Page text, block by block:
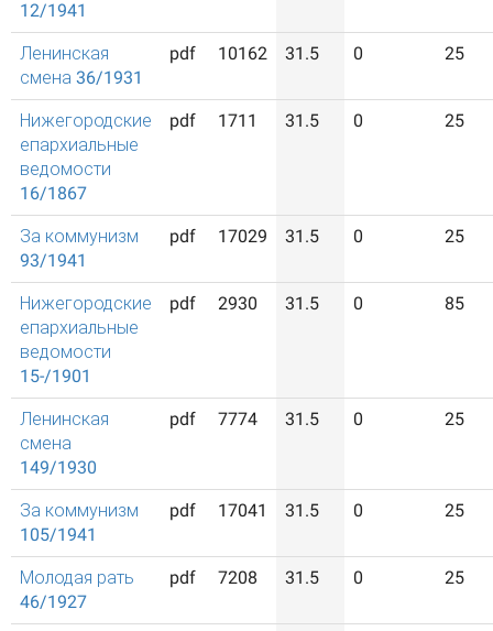
12/1941
Ленинская
смена 36/1931
pdf 10162 31.5 0 25
Нижегородские
епархиальные
ведомости
16/1867
pdf 1711 31.5 0 25
За коммунизм
93/1941
pdf 17029 31.5 0 25
Нижегородские
епархиальные
ведомости
15-/1901
pdf 2930 31.5 0 85
Ленинская
смена
149/1930
pdf 7774 31.5 0 25
За коммунизм
105/1941
pdf 17041 31.5 0 25
Молодая рать
46/1927
pdf 7208 31.5 0 25